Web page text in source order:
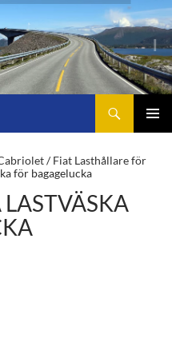
himmel
/Fiat Lasthållare för
för bagagelucka